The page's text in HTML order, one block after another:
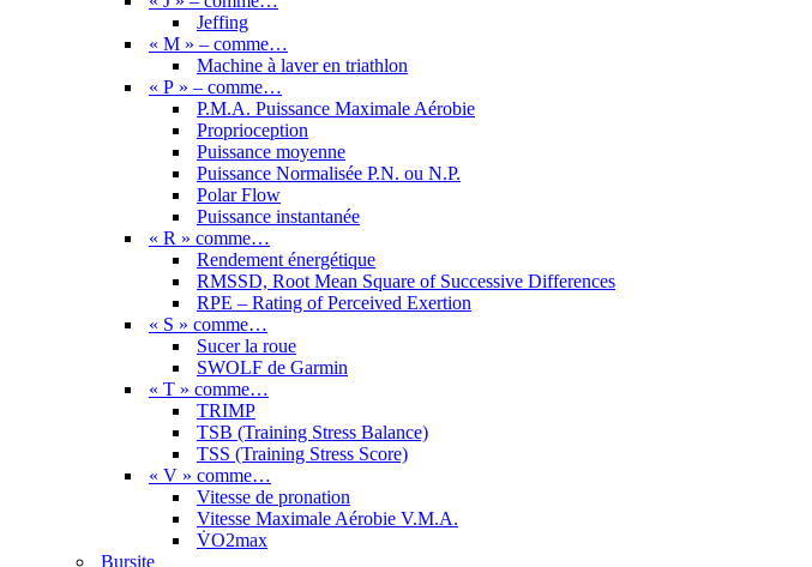
Jeffing
« M » – comme…
Machine à laver en triathlon
« P » – comme…
P.M.A. Puissance Maximale Aérobie
Proprioception
Puissance moyenne
Puissance Normalisée P.N. ou N.P.
Polar Flow
Puissance instantanée
« R » comme…
Rendement énergétique
RMSSD, Root Mean Square of Successive Differences
RPE – Rating of Perceived Exertion
« S » comme…
Sucer la roue
SWOLF de Garmin
« T » comme…
TRIMP
TSB (Training Stress Balance)
TSS (Training Stress Score)
« V » comme…
Vitesse de pronation
Vitesse Maximale Aérobie V.M.A.
V̇O2max
Bursite